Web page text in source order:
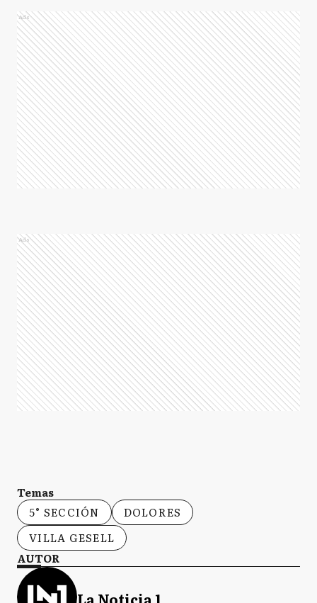
Ads
Ads
Temas
5° SECCIÓN
DOLORES
VILLA GESELL
AUTOR
La Noticia 1